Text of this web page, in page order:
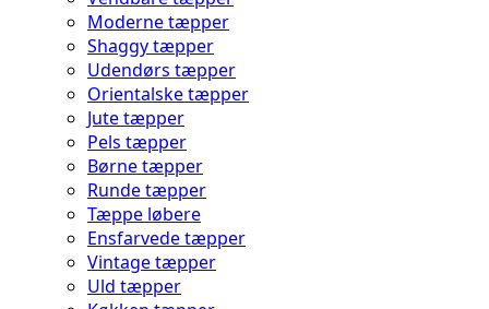
Moderne tæpper
Shaggy tæpper
Udendørs tæpper
Orientalske tæpper
Jute tæpper
Pels tæpper
Børne tæpper
Runde tæpper
Tæppe løbere
Ensfarvede tæpper
Vintage tæpper
Uld tæpper